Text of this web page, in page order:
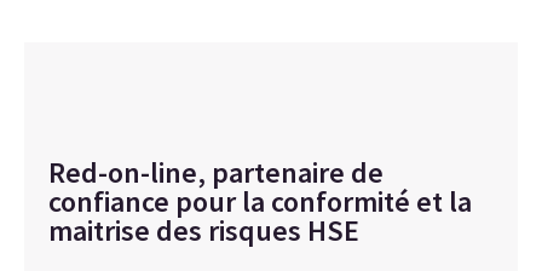
Red-on-line, partenaire de
confiance pour la conformité et la
maitrise des risques HSE